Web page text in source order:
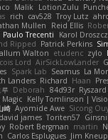
Malik LotionZulu
rich cav528 Troy Lutz
Mullen Reid Ellis
Paulo Trecenti Karol Droszcz
Ripped Patrick Perkins
Walton etudenc zylo
Lord AirSickLowLander
Spark Lab Seamus La
Landers Richard Haan
Deborah 84d93r
Magic Kelly Tomlinson |
崎 Ayomide Awe Sicong
david james Toriten57
Robert Bergman martin
Carlos Esplugues Jim